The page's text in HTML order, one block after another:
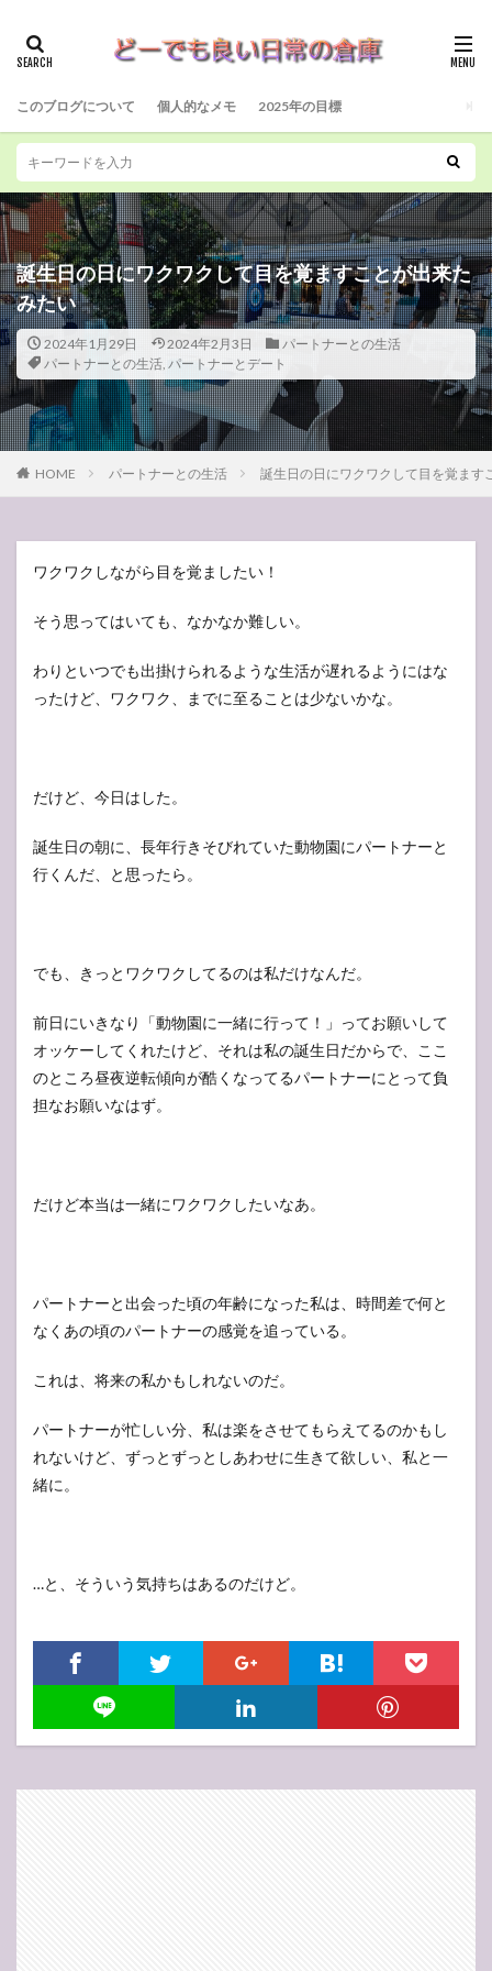
このブログについて 個人的なメモ 2025年の目標
誕生日の日にワクワクして目を覚ますことが出来た
みたい
2024年1月29日 2024年2月3日
パートナーとの生活
パートナーとの生活, パートナーとデート
HOME パートナーとの生活 誕生日の日にワクワクして目を覚ます
ワクワクしながら目を覚ましたい！
そう思ってはいても、なかなか難しい。
わりといつでも出掛けられるような生活が遅れるようにはな
ったけど、ワクワク、までに至ることは少ないかな。
だけど、今日はした。
誕生日の朝に、長年行きそびれていた動物園にパートナーと
行くんだ、と思ったら。
でも、きっとワクワクしてるのは私だけなんだ。
前日にいきなり「動物園に一緒に行って！」ってお願いして
オッケーしてくれたけど、それは私の誕生日だからで、ここ
のところ昼夜逆転傾向が酷くなってるパートナーにとって負
担なお願いなはず。
だけど本当は一緒にワクワクしたいなあ。
パートナーと出会った頃の年齢になった私は、時間差で何と
なくあの頃のパートナーの感覚を追っている。
これは、将来の私かもしれないのだ。
パートナーが忙しい分、私は楽をさせてもらえてるのかもし
れないけど、ずっとずっとしあわせに生きて欲しい、私と一
緒に。
…と、そういう気持ちはあるのだけど。